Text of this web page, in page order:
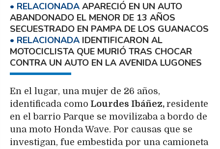
APARECIÓ EN UN AUTO
ABANDONADO EL MENOR DE 13 AÑOS
SECUESTRADO EN PAMPA DE LOS GUANACOS
IDENTIFICARON AL
MOTOCICLISTA QUE MURIÓ TRAS CHOCAR
CONTRA UN AUTO EN LA AVENIDA LUGONES
En el lugar, una mujer de 26 años,
identificada como Lourdes Ibáñez, residente
en el barrio Parque se movilizaba a bordo de
una moto Honda Wave. Por causas que se
investigan, fue embestida por una camioneta